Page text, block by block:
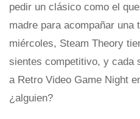
pedir un clásico como el
madre para acompañar una
miércoles, Steam Theory
sientes competitivo, y cada
a Retro Video Game Night
¿alguien?